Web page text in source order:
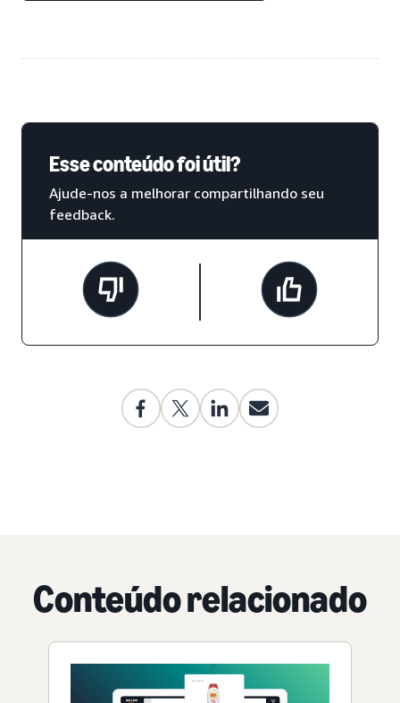
Esse conteúdo foi útil?
Ajude-nos a melhorar compartilhando seu
feedback.
Conteúdo relacionado